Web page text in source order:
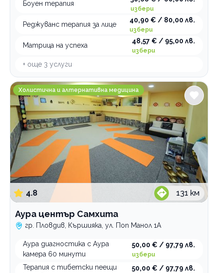
Боуен терапия
избери
Реджуванс терапия за лице
40,90 € / 80,00 лв.
избери
Матрица на успеха
48,57 € / 95,00 лв.
избери
+ още 3 услуги
Аура център Самхита
Холистична и алтернативна медицина
4.8 131 км
Аура център Самхита
гр. Пловдив, Кършияка, ул. Поп Манол 1А
Аура диагностика с Аура
камера 60 минути
50,00 € / 97,79 лв.
избери
Терапия с тибетски пеещи
50,00 € / 97,79 лв.
По домовете